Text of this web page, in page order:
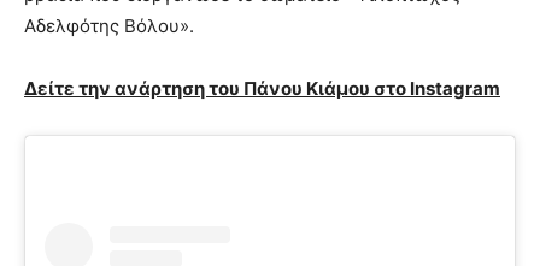
Αδελφότης Βόλου».
Δείτε την ανάρτηση του Πάνου Κιάμου στο Instagram